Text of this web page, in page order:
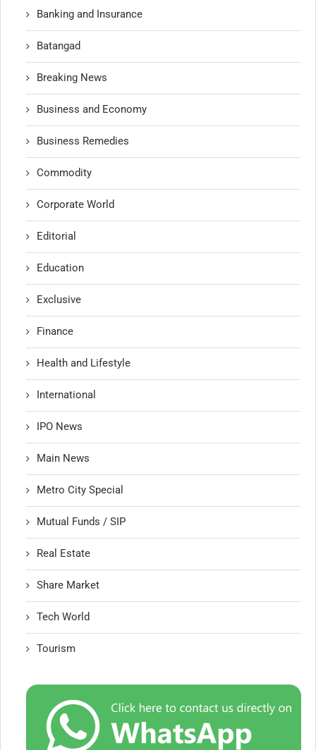
Banking and Insurance
Batangad
Breaking News
Business and Economy
Business Remedies
Commodity
Corporate World
Editorial
Education
Exclusive
Finance
Health and Lifestyle
International
IPO News
Main News
Metro City Special
Mutual Funds / SIP
Real Estate
Share Market
Tech World
Tourism